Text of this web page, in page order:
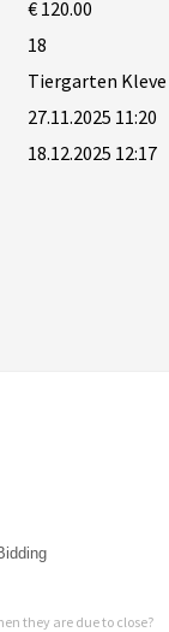
€ 120.00
18
Tiergarten Kleve
27.11.2025 11:20
18.12.2025 12:17
they are due to close?